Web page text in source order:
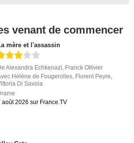
venant de commencer
mère et l'assassin
Alexandra Echkenazi Franck Ollivier
Hélène de Fougerolles Florent Peyre
Di Savoia
août 2026 sur France.TV